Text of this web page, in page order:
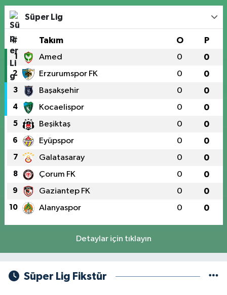
Süper Lig
# Takım O P
1 Amed 0 0
2 Erzurumspor FK 0 0
3 Başakşehir 0 0
4 Kocaelispor 0 0
5 Beşiktaş 0 0
6 Eyüpspor 0 0
7 Galatasaray 0 0
8 Çorum FK 0 0
9 Gaziantep FK 0 0
10 Alanyaspor 0 0
Detaylar için tıklayın
Süper Lig Fikstür